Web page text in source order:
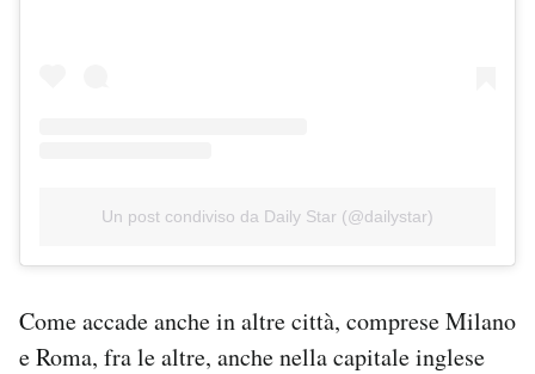
Un post condiviso da Daily Star (@dailystar)
Come accade anche in altre città, comprese Milano
e Roma, fra le altre, anche nella capitale inglese